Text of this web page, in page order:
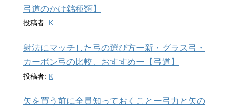
弓道のかけ銘種類】
投稿者: K
射法にマッチした弓の選び方ー新・グラス弓・
カーボン弓の比較、おすすめー【弓道】
投稿者: K
矢を買う前に全員知っておくことー弓力と矢の